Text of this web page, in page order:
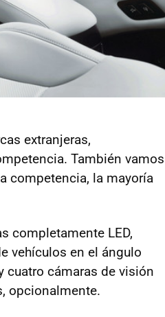
extranjeras,
También vamos
competencia, la mayoría
completamente LED,
vehículos en el ángulo
cuatro cámaras de visión
opcionalmente.